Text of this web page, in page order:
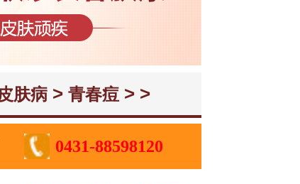
肤病 > 青春痘 > >
0431-88598120